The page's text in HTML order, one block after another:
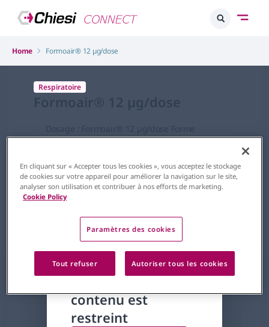
Home Formoair® 12 µg/dose
Respiratoire
Dosage : Formoair® 12 µg/dose Forme
pharmaceutique : solution pour inhalation en
formotérol
L'accès à ce
contenu est
restreint
En cliquant sur « Accepter tous les cookies », vous acceptez le stockage
de cookies sur votre appareil pour améliorer la navigation sur le site,
analyser son utilisation et contribuer à nos efforts de marketing.
Cookie Policy
Paramètres des cookies
Tout refuser Autoriser tous les cookies